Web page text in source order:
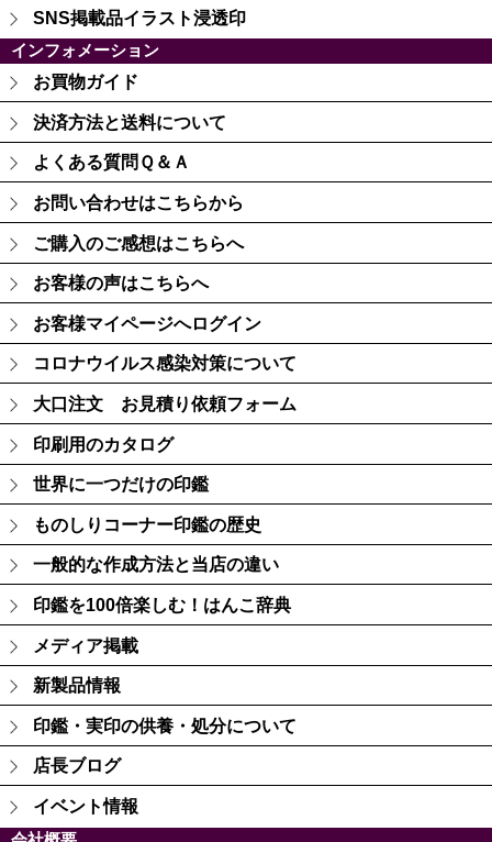
SNS掲載品イラスト浸透印
インフォメーション
お買物ガイド
決済方法と送料について
よくある質問Ｑ＆Ａ
お問い合わせはこちらから
ご購入のご感想はこちらへ
お客様の声はこちらへ
お客様マイページへログイン
コロナウイルス感染対策について
大口注文 お見積り依頼フォーム
印刷用のカタログ
世界に一つだけの印鑑
ものしりコーナー印鑑の歴史
一般的な作成方法と当店の違い
印鑑を100倍楽しむ！はんこ辞典
メディア掲載
新製品情報
印鑑・実印の供養・処分について
店長ブログ
イベント情報